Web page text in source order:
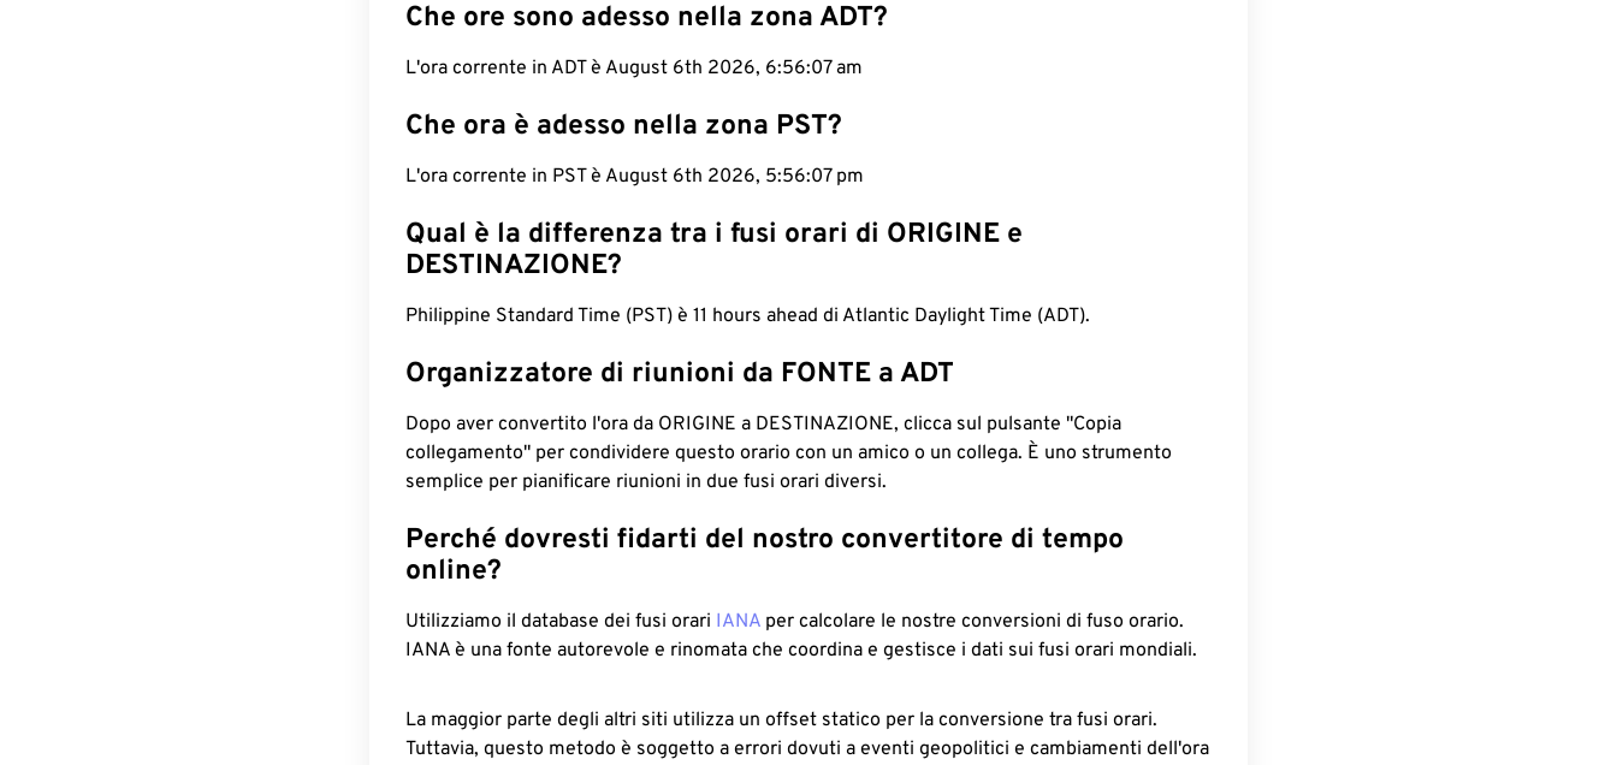
Che ore sono adesso nella zona ADT?
L'ora corrente in ADT è August 6th 2026, 6:56:08 am
Che ora è adesso nella zona PST?
L'ora corrente in PST è August 6th 2026, 5:56:08 pm
Qual è la differenza tra i fusi orari di ORIGINE e
DESTINAZIONE?
Philippine Standard Time (PST) è 11 hours ahead di Atlantic Daylight Time (ADT).
Organizzatore di riunioni da FONTE a ADT
Dopo aver convertito l'ora da ORIGINE a DESTINAZIONE, clicca sul pulsante "Copia
collegamento" per condividere questo orario con un amico o un collega. È uno strumento
semplice per pianificare riunioni in due fusi orari diversi.
Perché dovresti fidarti del nostro convertitore di tempo
online?
Utilizziamo il database dei fusi orari IANA per calcolare le nostre conversioni di fuso orario.
IANA è una fonte autorevole e rinomata che coordina e gestisce i dati sui fusi orari mondiali.
La maggior parte degli altri siti utilizza un offset statico per la conversione tra fusi orari.
Tuttavia, questo metodo è soggetto a errori dovuti a eventi geopolitici e cambiamenti dell'ora